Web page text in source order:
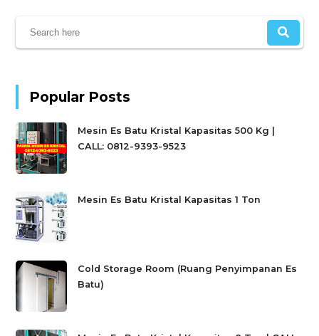
Popular Posts
Mesin Es Batu Kristal Kapasitas 500 Kg |
CALL: 0812-9393-9523
Mesin Es Batu Kristal Kapasitas 1 Ton
Cold Storage Room (Ruang Penyimpanan Es
Batu)